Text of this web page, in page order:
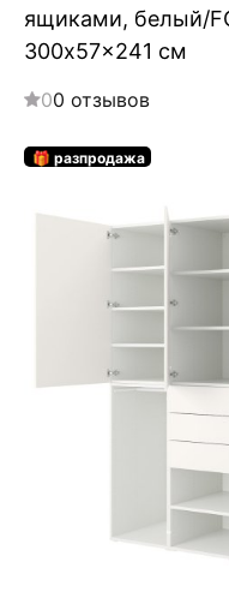
ящиками, белый/
300x57x241 см
00 отзывов
🎁 разпродажа